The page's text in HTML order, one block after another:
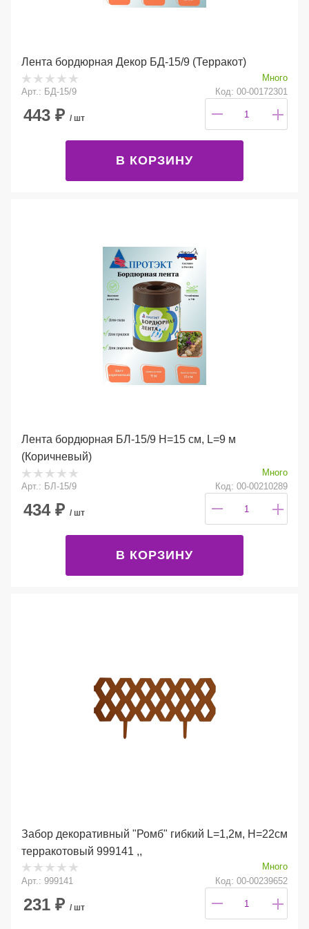
Лента бордюрная Декор БД-15/9 (Терракот)
Много
Арт.: БД-15/9
Код: 00-00172301
443 ₽ / шт
В КОРЗИНУ
Лента бордюрная БЛ-15/9 Н=15 см, L=9 м
(Коричневый)
Много
Арт.: БЛ-15/9
Код: 00-00210289
434₽ / шт
В КОРЗИНУ
Забор декоративный "Ромб" гибкий L=1,2м, H=22см
терракотовый 999141 ,,
Много
Арт.: 999141
Код: 00-00239652
231 ₽ / шт